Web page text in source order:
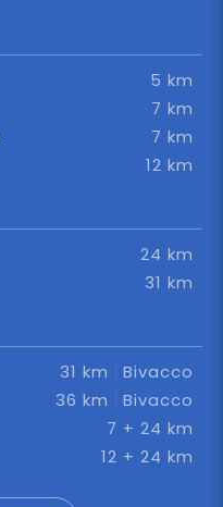
5 km
7 km
7 km
12 km
24 km
31 km
31 km
Bivacco
36 km
Bivacco
7 + 24 km
12 + 24 km